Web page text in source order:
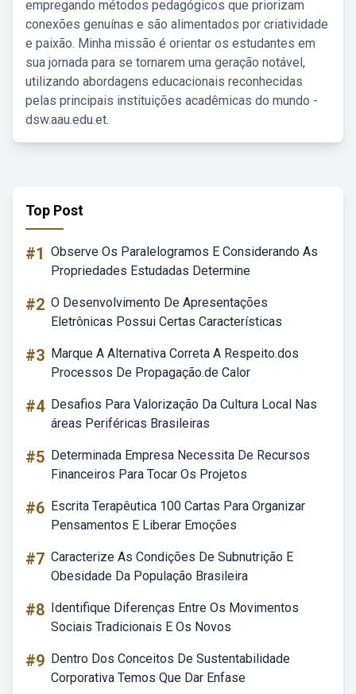
empregando métodos pedagógicos que priorizam
conexões genuínas e são alimentados por criatividade
e paixão. Minha missão é orientar os estudantes em
sua jornada para se tornarem uma geração notável,
utilizando abordagens educacionais reconhecidas
pelas principais instituições acadêmicas do mundo -
dsw.aau.edu.et.
Top Post
#1 Observe Os Paralelogramos E Considerando As
Propriedades Estudadas Determine
#2 O Desenvolvimento De Apresentações
Eletrônicas Possui Certas Características
#3 Marque A Alternativa Correta A Respeito.dos
Processos De Propagação.de Calor
#4 Desafios Para Valorização Da Cultura Local Nas
áreas Periféricas Brasileiras
#5 Determinada Empresa Necessita De Recursos
Financeiros Para Tocar Os Projetos
#6 Escrita Terapêutica 100 Cartas Para Organizar
Pensamentos E Liberar Emoções
#7 Caracterize As Condições De Subnutrição E
Obesidade Da População Brasileira
#8 Identifique Diferenças Entre Os Movimentos
Sociais Tradicionais E Os Novos
#9 Dentro Dos Conceitos De Sustentabilidade
Corporativa Temos Que Dar Enfase